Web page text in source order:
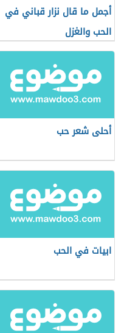
أجمل ما قال نزار قباني في
الحب والغزل
أحلى شعر حب
ابيات في الحب